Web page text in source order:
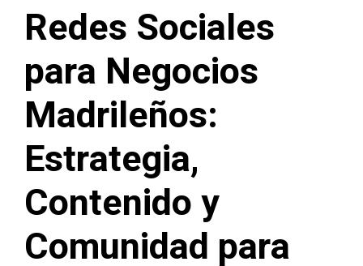
Redes Sociales
para Negocios
Madrileños:
Estrategia,
Contenido y
Comunidad para